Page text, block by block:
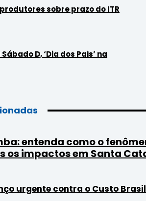
sobre prazo do ITR
D, ‘Dia dos Pais’ na
entenda como o
os impactos em Santa
urgente contra o Custo Brasil